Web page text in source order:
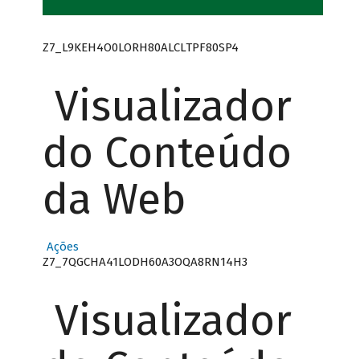
Z7_L9KEH4O0LORH80ALCLTPF80SP4
Visualizador
do Conteúdo
da Web
Ações
Z7_7QGCHA41LODH60A3OQA8RN14H3
Visualizador